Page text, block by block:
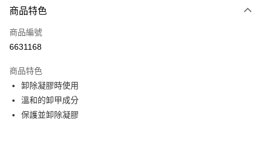
信用卡一次付款
超商取貨付款
悠遊付
ATM付款
商品特色
商品編號
6631168
商品特色
卸除凝膠時使用
溫和的卸甲成分
保護並卸除凝膠